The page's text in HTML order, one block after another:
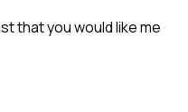
that you would like me